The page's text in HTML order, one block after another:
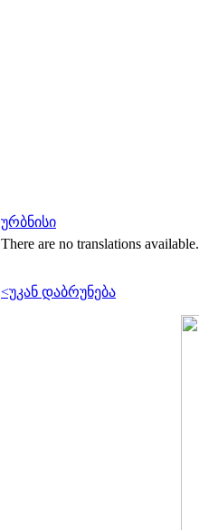
ურბნისი
There are no translations available.
<უკან დაბრუნება